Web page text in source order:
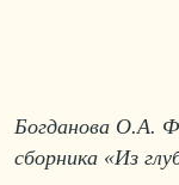
Богданова О.А.
сборника «Из